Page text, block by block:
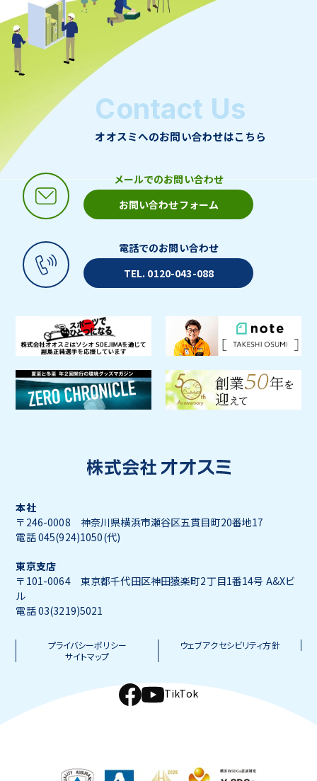
Contact Us
オオスミへのお問い合わせはこちら
メールでのお問い合わせ
お問い合わせフォーム
電話でのお問い合わせ
TEL. 0120-043-088
本社
〒246-0008 神奈川県横浜市瀬谷区五貫目町20番地17
電話 045(924)1050(代)
東京支店
〒101-0064 東京都千代田区神田猿楽町2丁目1番14号 A&Xビ
ル
電話 03(3219)5021
プライバシーポリシー
ウェブアクセシビリティ方針
サイトマップ
TikTok